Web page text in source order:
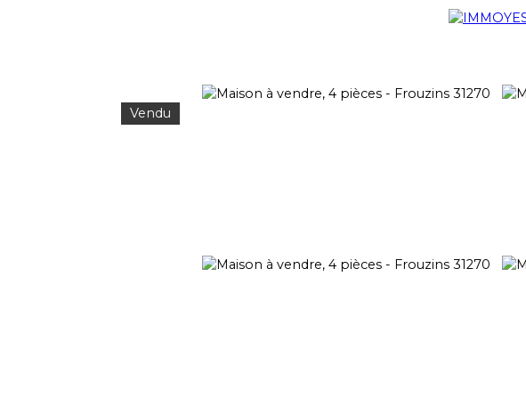
Vendu